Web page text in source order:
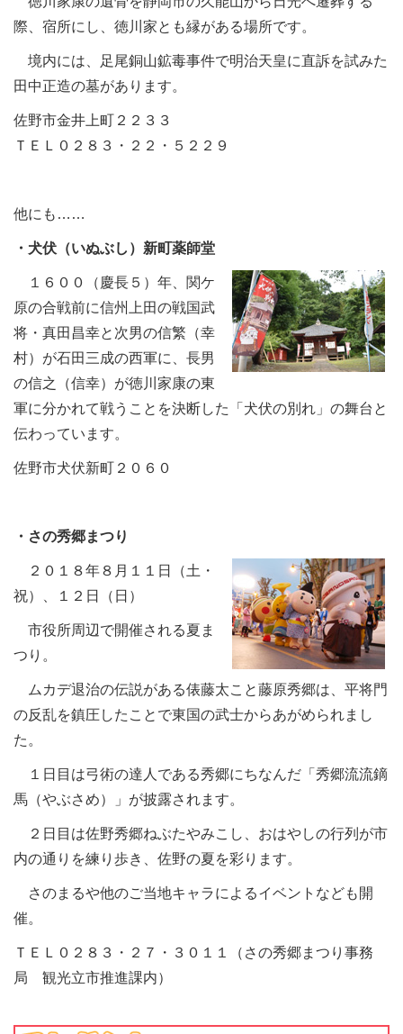
際、宿所にし、徳川家とも縁がある場所です。
境内には、足尾銅山鉱毒事件で明治天皇に直訴を試みた
田中正造の墓があります。
佐野市金井上町２２３３
ＴＥＬ０２８３・２２・５２２９
他にも……
・犬伏（いぬぶし）新町薬師堂
１６００（慶長５）年、関ケ
原の合戦前に信州上田の戦国武
将・真田昌幸と次男の信繁（幸
村）が石田三成の西軍に、長男
の信之（信幸）が徳川家康の東
軍に分かれて戦うことを決断した「犬伏の別れ」の舞台と
伝わっています。
佐野市犬伏新町２０６０
・さの秀郷まつり
２０１８年８月１１日（土・
祝）、１２日（日）
市役所周辺で開催される夏ま
つり。
ムカデ退治の伝説がある俵藤太こと藤原秀郷は、平将門
の反乱を鎮圧したことで東国の武士からあがめられまし
た。
１日目は弓術の達人である秀郷にちなんだ「秀郷流流鏑
馬（やぶさめ）」が披露されます。
２日目は佐野秀郷ねぶたやみこし、おはやしの行列が市
内の通りを練り歩き、佐野の夏を彩ります。
さのまるや他のご当地キャラによるイベントなども開
催。
ＴＥＬ０２８３・２７・３０１１（さの秀郷まつり事務
局 観光立市推進課内）